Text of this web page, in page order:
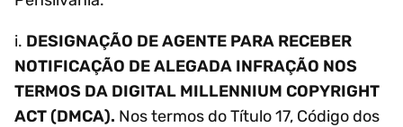
i. DESIGNAÇÃO DE AGENTE PARA RECEBER
NOTIFICAÇÃO DE ALEGADA INFRAÇÃO NOS
TERMOS DA DIGITAL MILLENNIUM COPYRIGHT
ACT (DMCA). Nos termos do Título 17, Código dos